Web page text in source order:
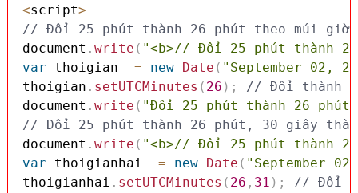
<script>
// Đổi 25 phút thành 26 phút theo múi giờ
document . write ( "<b>// Đổi 25 phút thành
var thoigian = new Date ( "September 02,
thoigian . setUTCMinutes ( 26 ) ;
// Đổi thành
document . write ( "Đổi 25 phút thành 26
// Đổi 25 phút thành 26 phút, 30 giây
document . write ( "<b>// Đổi 25 phút thành
var thoigianhai = new Date ( "September
thoigianhai . setUTCMinutes ( 26 , 31 ) ;
// Đổi